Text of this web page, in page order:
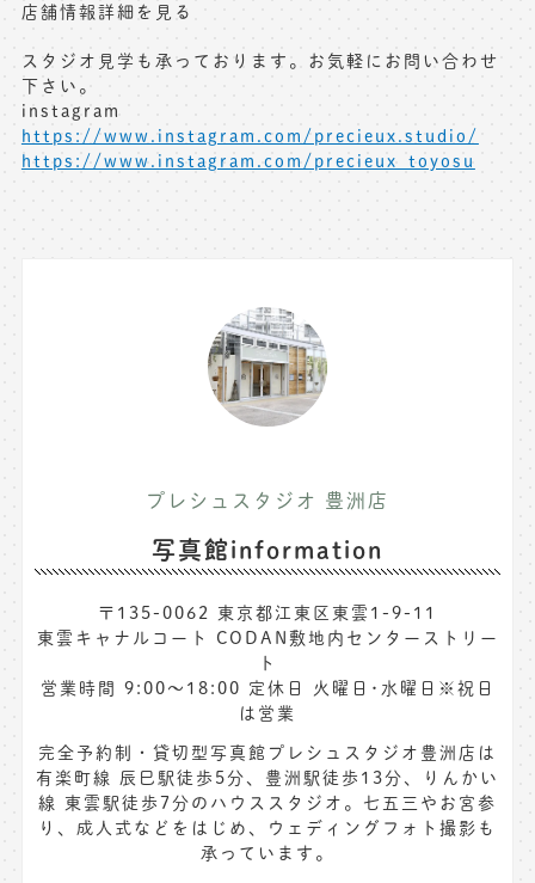
店舗情報詳細を見る
スタジオ見学も承っております。お気軽にお問い合わせ
下さい。
instagram
https://www.instagram.com/precieux.studio/
https://www.instagram.com/precieux_toyosu
プレシュスタジオ 豊洲店
写真館information
〒135-0062 東京都江東区東雲1-9-11
東雲キャナルコート CODAN敷地内センターストリー
ト
営業時間 9:00〜18:00 定休日 火曜日･水曜日※祝日
は営業
完全予約制・貸切型写真館プレシュスタジオ豊洲店は
有楽町線 辰巳駅徒歩5分、豊洲駅徒歩13分、りんかい
線 東雲駅徒歩7分のハウススタジオ。七五三やお宮参
り、成人式などをはじめ、ウェディングフォト撮影も
承っています。